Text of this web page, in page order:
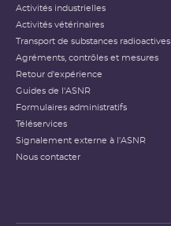
Activités industrielles
Activités vétérinaires
Transport de substances radioactives
Agréments, contrôles et mesures
Retour d'expérience
Guides de l'ASNR
Formulaires administratifs
Téléservices
Signalement externe à l'ASNR
Nous contacter